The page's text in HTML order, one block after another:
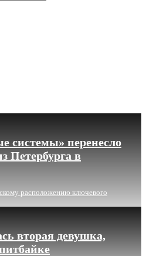
системы» перенесло
Петербурга в
расположению ключевого
вторая девушка,